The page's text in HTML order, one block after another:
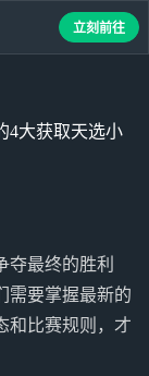
4大获取天选小
夺最终的胜利
需要掌握最新的
和比赛规则，才
立刻前往